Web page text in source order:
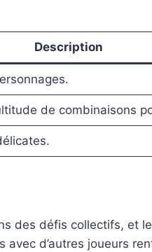
Description
de combinaisons
des défis collectifs, et
d’autres joueurs